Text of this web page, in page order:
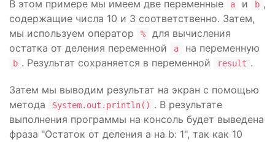
В этом примере мы имеем две переменные a и b ,
содержащие числа 10 и 3 соответственно. Затем,
мы используем оператор
%
для вычисления
остатка от деления переменной
a на переменную
b . Результат сохраняется в переменной result .
Затем мы выводим результат на экран с помощью
метода
System.out.println() . В результате
выполнения программы на консоль будет выведена
фраза "Остаток от деления a на b: 1", так как 10